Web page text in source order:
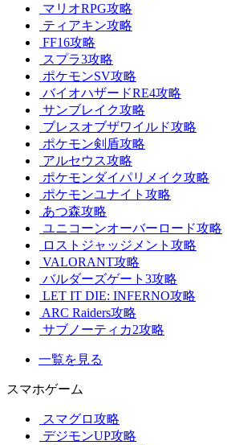
マリオRPG攻略
ティアキン攻略
FF16攻略
スプラ3攻略
ポケモンSV攻略
バイオハザードRE4攻略
サンブレイク攻略
ブレスオブザワイルド攻略
ポケモン剣盾攻略
アルセウス攻略
ポケモンダイパリメイク攻略
ポケモンユナイト攻略
あつ森攻略
ユニコーンオーバーロード攻略
ロストジャッジメント攻略
VALORANT攻略
バルダーズゲート3攻略
LET IT DIE: INFERNO攻略
ARC Raiders攻略
サブノーティカ2攻略
一覧を見る
スマホゲーム
スマグロ攻略
デジモンUP攻略